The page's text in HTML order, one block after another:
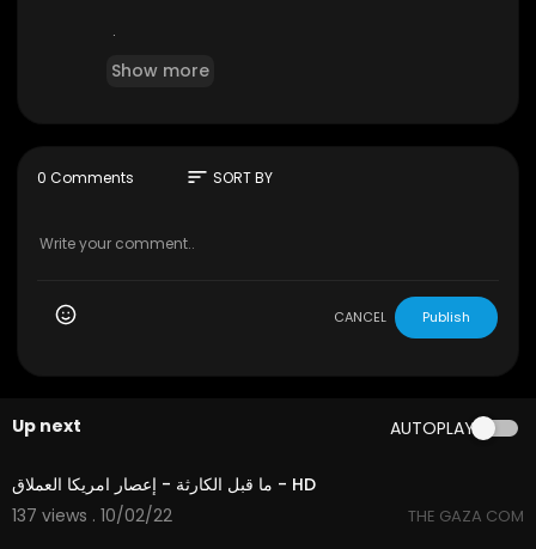
.
Show more
0 Comments sort SORT BY
CANCEL Publish
Up next AUTOPLAY
44:30
ما قبل الكارثة - إعصار امريكا العملاق - HD
137 views . 10/02/22
THE GAZA COM